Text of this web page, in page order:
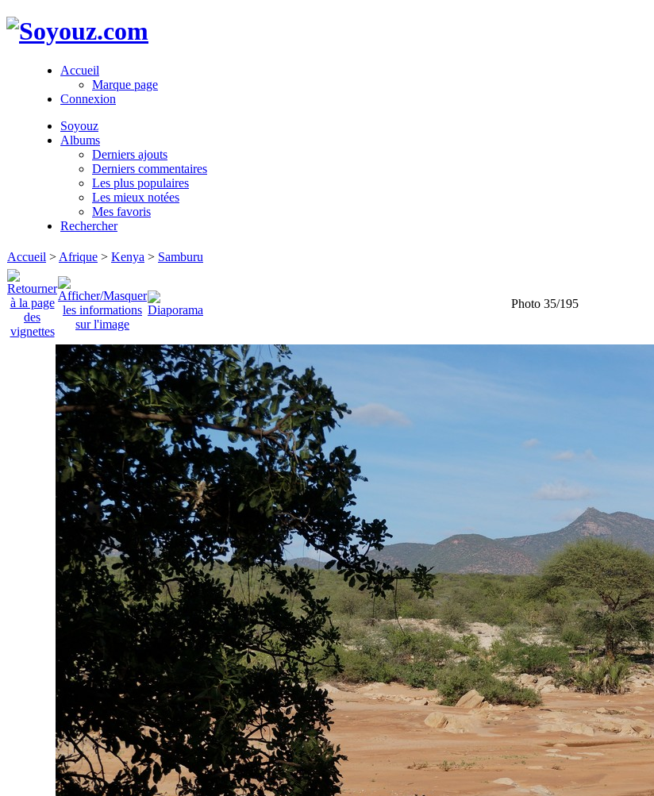
Accueil
Marque page
Connexion
Soyouz
Albums
Derniers ajouts
Derniers commentaires
Les plus populaires
Les mieux notées
Mes favoris
Rechercher
Accueil > Afrique > Kenya > Samburu
Photo 35/195